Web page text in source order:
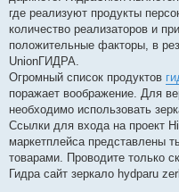
где реализуют продукты
количество реализаторов и
положительные факторы, в
UnionГИДРА.
Огромный список продуктов
поражает воображение. Для
необходимо использовать
Ссылки для входа на проект
маркетплейса представлены
товарами. Проводите только
Гидра сайт зеркало hydparu